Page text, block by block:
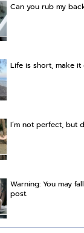
Can you rub my
Life is short, make it
I’m not perfect, but
Warning: You may
post.